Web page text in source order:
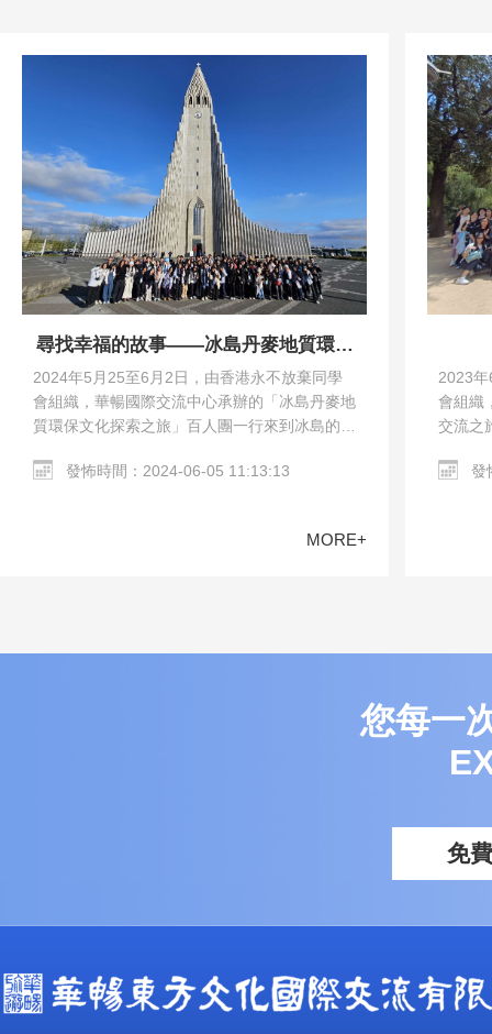
尋找幸福的故事——冰島丹麥地質環保
文化探索之旅
2024年5月25至6月2日，由香港永不放棄同學
會組織，華暢國際交流中心承辦的「冰島丹麥地
質環保文化探索之旅」百人團一行來到冰島的雷
哈根市區、Harpa…
發怖時間：2024-06-05 11:13:13
MORE+
2023
會組織
交流之
教堂發
您每一
免